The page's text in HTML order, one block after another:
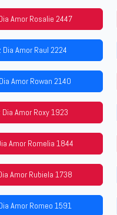
Amor Rosalie 2447
Dia Amor Raul 2224
Amor Rowan 2140
Dia Amor Roxy 1923
Amor Romelia 1844
Amor Rubiela 1738
Amor Romeo 1591